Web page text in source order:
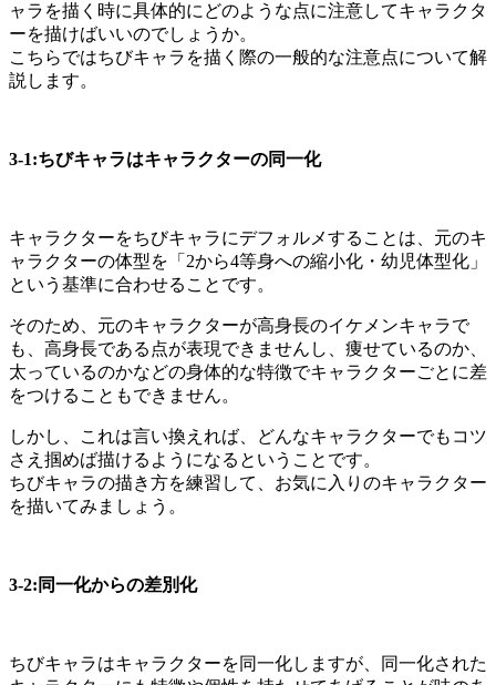
ャラを描く時に具体的にどのような点に注意してキャラクタ
ーを描けばいいのでしょうか。
こちらではちびキャラを描く際の一般的な注意点について解
説します。
3-1:ちびキャラはキャラクターの同一化
キャラクターをちびキャラにデフォルメすることは、元のキ
ャラクターの体型を「2から4等身への縮小化・幼児体型化」
という基準に合わせることです。
そのため、元のキャラクターが高身長のイケメンキャラで
も、高身長である点が表現できませんし、痩せているのか、
太っているのかなどの身体的な特徴でキャラクターごとに差
をつけることもできません。
しかし、これは言い換えれば、どんなキャラクターでもコツ
さえ掴めば描けるようになるということです。
ちびキャラの描き方を練習して、お気に入りのキャラクター
を描いてみましょう。
3-2:同一化からの差別化
ちびキャラはキャラクターを同一化しますが、同一化された